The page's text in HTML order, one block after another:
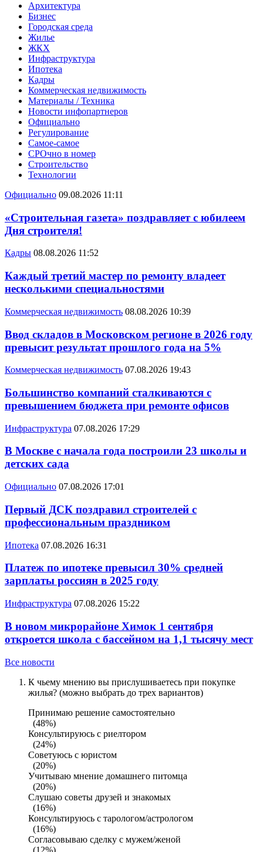
Архитектура
Бизнес
Городская среда
Жилье
ЖКХ
Инфраструктура
Ипотека
Кадры
Коммерческая недвижимость
Материалы / Техника
Новости инфопартнеров
Официально
Регулирование
Самое-самое
СРОчно в номер
Строительство
Технологии
Официально 09.08.2026 11:11
«Строительная газета» поздравляет с юбилеем
Дня строителя!
Кадры 08.08.2026 11:52
Каждый третий мастер по ремонту владеет
несколькими специальностями
Коммерческая недвижимость 08.08.2026 10:39
Ввод складов в Московском регионе в 2026 году
превысит результат прошлого года на 5%
Коммерческая недвижимость 07.08.2026 19:43
Большинство компаний сталкиваются с
превышением бюджета при ремонте офисов
Инфраструктура 07.08.2026 17:29
В Москве с начала года построили 23 школы и
детских сада
Официально 07.08.2026 17:01
Первый ДСК поздравил строителей с
профессиональным праздником
Ипотека 07.08.2026 16:31
Платеж по ипотеке превысил 30% средней
зарплаты россиян в 2025 году
Инфраструктура 07.08.2026 15:22
В новом микрорайоне Химок 1 сентября
откроется школа с бассейном на 1,1 тысячу мест
Все новости
К чьему мнению вы прислушиваетесь при покупке
жилья? (можно выбрать до трех вариантов)
Принимаю решение самостоятельно
(48%)
Консультируюсь с риелтором
(24%)
Советуюсь с юристом
(20%)
Учитываю мнение домашнего питомца
(20%)
Слушаю советы друзей и знакомых
(16%)
Консультируюсь с тарологом/астрологом
(16%)
Согласовываю сделку с мужем/женой
(12%)